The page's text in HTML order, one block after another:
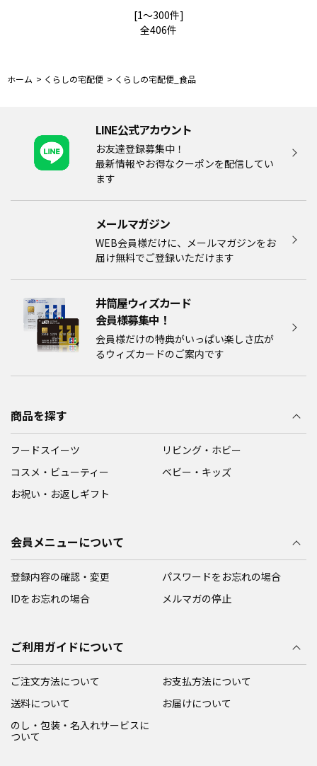
読
み
込
み
中
[1～300件]
全406件
ホーム > くらしの宅配便 > くらしの宅配便_食品
LINE公式アカウント
お友達登録募集中！
最新情報やお得なクーポンを配信してい
ます
メールマガジン​
WEB会員様だけに、メールマガジンをお
届け無料でご登録いただけます
井筒屋ウィズカード
会員様募集中！​​
会員様だけの特典がいっぱい楽しさ広が
るウィズカードのご案内です
商品を探す
フードスイーツ
リビング・ホビー
コスメ・ビューティー
ベビー・キッズ
お祝い・お返しギフト
会員メニューについて
登録内容の確認・変更
パスワードをお忘れの場合
IDをお忘れの場合
メルマガの停止
ご利用ガイドについて
ご注文方法について
お支払方法について
送料について
お届けについて
のし・包装・名入れサービスに
ついて